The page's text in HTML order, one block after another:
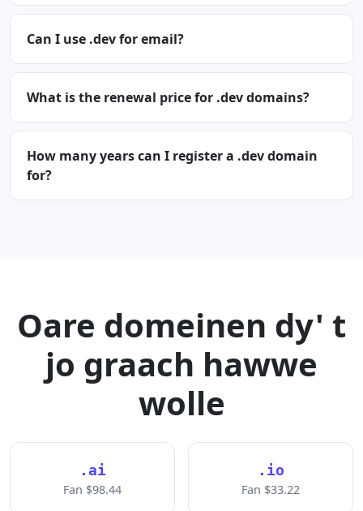
Can I use .dev for email?
What is the renewal price for .dev domains?
How many years can I register a .dev domain
for?
Oare domeinen dy' t
jo graach hawwe
wolle
.ai
Fan $98.44
.io
Fan $33.22